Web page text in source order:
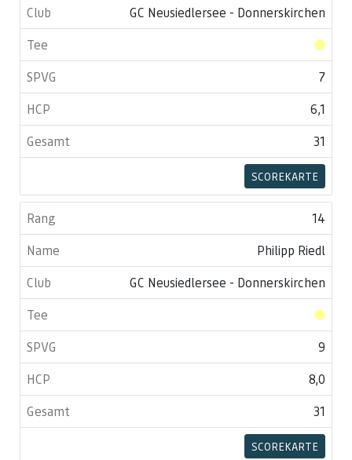
GC Neusiedlersee - Donnerskirchen
7
6,1
31
SCOREKARTE
14
Philipp Riedl
GC Neusiedlersee - Donnerskirchen
9
8,0
31
SCOREKARTE